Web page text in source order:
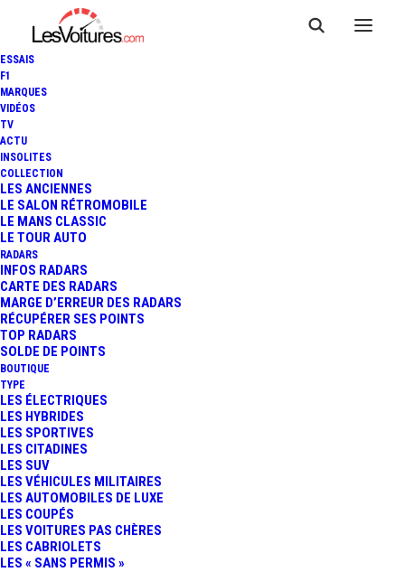
ESSAIS
F1
MARQUES
VIDÉOS
TV
ACTU
INSOLITES
COLLECTION
LES ANCIENNES
LE SALON RÉTROMOBILE
LE MANS CLASSIC
LE TOUR AUTO
RADARS
INFOS RADARS
CARTE DES RADARS
MARGE D’ERREUR DES RADARS
RÉCUPÉRER SES POINTS
TOP RADARS
SOLDE DE POINTS
BOUTIQUE
TYPE
LES ÉLECTRIQUES
LES HYBRIDES
LES SPORTIVES
LES CITADINES
LES SUV
LES VÉHICULES MILITAIRES
LES AUTOMOBILES DE LUXE
LES COUPÉS
LES VOITURES PAS CHÈRES
LES CABRIOLETS
LES « SANS PERMIS »
16 août 2025
RENAULT 5 ÉLECTRIQUE
CABRIOLET : VERSION
ESTIVALE DE RÊVE